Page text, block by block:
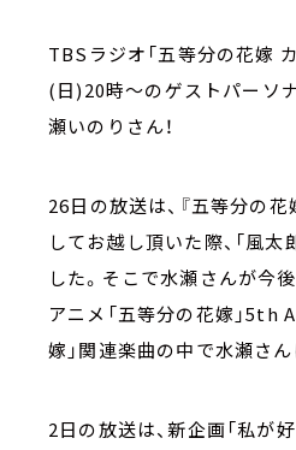
TBSラジオ「五等分の花嫁
(日)20時～のゲストパーソ
瀬いのりさん！
26日の放送は、『五等分の
してお越し頂いた際、「風
した。そこで水瀬さんが今
アニメ「五等分の花嫁」
嫁」関連楽曲の中で水瀬さ
2日の放送は、新企画「私が